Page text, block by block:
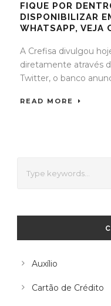
FIQUE POR
DISPONIBILIZAR
WHATSAPP, VEJA
A Crefisa divulgou
diretamente através
Twitter, o banco
READ MORE
Auxílio
Cartão de Crédito